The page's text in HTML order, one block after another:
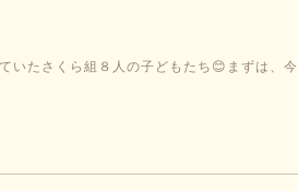
いたさくら組８人の子どもたち😊まずは、